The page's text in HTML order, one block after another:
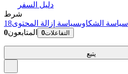
دليل السفر
شرط
سياسة الشكاوىسياسة إزالة المحتوى
0المتابعون 0التفاعلات
يتبع